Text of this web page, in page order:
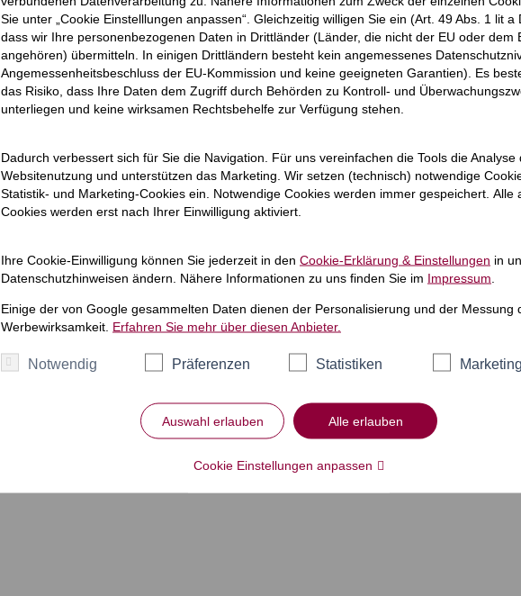
Sie unter „Cookie Einstelllungen anpassen“. Gleichzeitig willigen Sie ein (Art. 49 Abs. 1 lit a
dass wir Ihre personenbezogenen Daten in Drittländer (Länder, die nicht der EU oder dem
angehören) übermitteln. In einigen Drittländern besteht kein angemessenes
Angemessenheitsbeschluss der EU-Kommission und keine geeigneten Garantien). Es
das Risiko, dass Ihre Daten dem Zugriff durch Behörden zu Kontroll- und
unterliegen und keine wirksamen Rechtsbehelfe zur Verfügung stehen.
Dadurch verbessert sich für Sie die Navigation. Für uns vereinfachen die Tools die Analyse
Websitenutzung und unterstützen das Marketing. Wir setzen (technisch) notwendige
Statistik- und Marketing-Cookies ein. Notwendige Cookies werden immer gespeichert. Alle
Cookies werden erst nach Ihrer Einwilligung aktiviert.
Ihre Cookie-Einwilligung können Sie jederzeit in den Cookie-Erklärung & Einstellungen in
Datenschutzhinweisen ändern. Nähere Informationen zu uns finden Sie im Impressum
Einige der von Google gesammelten Daten dienen der Personalisierung und der Messung
Werbewirksamkeit. Erfahren Sie mehr über diesen Anbieter.
Notwendig Präferenzen Statistiken Marketing
Auswahl erlauben Alle erlauben
Cookie Einstellungen anpassen